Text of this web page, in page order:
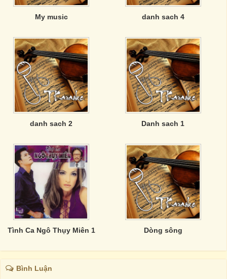
My music danh sach 4
danh sach 2 Danh sach 1
Tình Ca Ngô Thụy Miên 1 Dòng sông
Bình Luận